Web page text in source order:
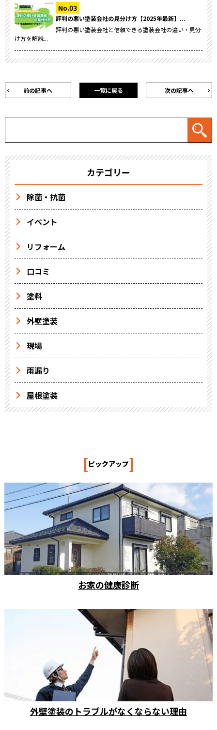
評判の悪い塗装会社の見分け方【2025年最新】...
評判の悪い塗装会社と信頼できる塗装会社の違い・見分
け方を解説...
前の記事へ 次の記事へ
一覧に戻る
カテゴリー
除菌・抗菌
イベント
リフォーム
口コミ
塗料
外壁塗装
現場
雨漏り
屋根塗装
[ピックアップ]
お家の健康診断
外壁塗装のトラブルがなくならない理由